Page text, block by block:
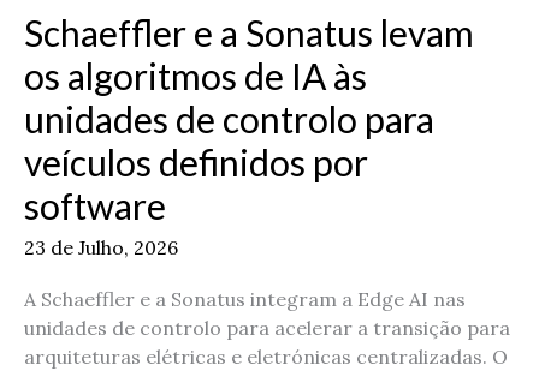
Schaeffler e a Sonatus levam
os algoritmos de IA às
unidades de controlo para
veículos definidos por
software
23 de Julho, 2026
A Schaeffler e a Sonatus integram a Edge AI nas
unidades de controlo para acelerar a transição para
arquiteturas elétricas e eletrónicas centralizadas. O
controlo
para
veículos
definidos
por
software